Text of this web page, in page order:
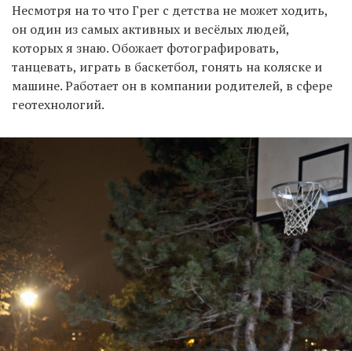
Несмотря на то что Грег с детства не может ходить,
он один из самых активных и весёлых людей,
которых я знаю. Обожает фотографировать,
танцевать, играть в баскетбол, гонять на коляске и
машине. Работает он в компании родителей, в сфере
геотехнологий.